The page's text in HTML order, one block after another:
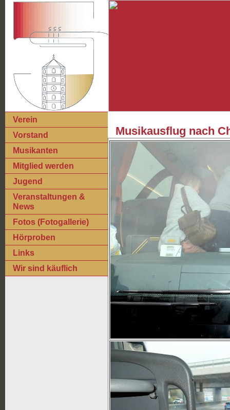
Verein
Vorstand
Musikanten
Mitglied werden
Jugend
Veranstaltungen &
News
Fotos (Fotogallerie)
Hörproben
Links
Wir sind käuflich
Musikausflug nach